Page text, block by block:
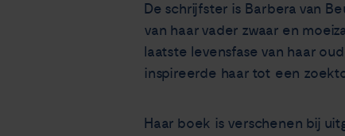
De schrijfster is Barbera van
van haar vader zwaar en
laatste levensfase van haar
inspireerde haar tot een
Haar boek is verschenen bij